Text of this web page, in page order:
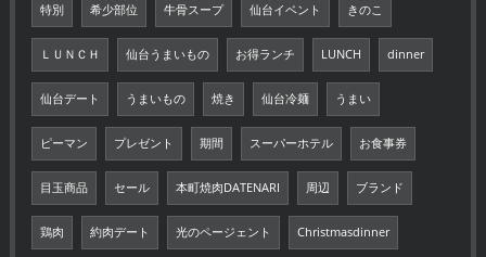
特別 希少部位 牛骨スープ 仙台イベント きのこ
ＬＵＮＣＨ 仙台うまいもの お得ランチ LUNCH dinner
仙台デート うまいもの 焼き 仙台冷麺 うまい
ピーマン プレゼント 期間 スーパーホテル お食事券
目玉商品 セール 本町焼肉DATENARI 周辺 ブランド
鶏肉 約肉デート 光のページェント Christmasdinner